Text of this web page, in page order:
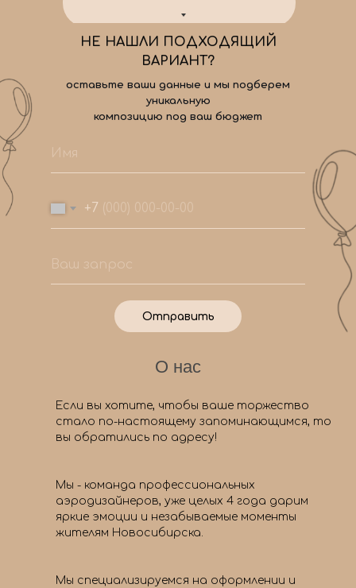
+7
Отправить
НЕ НАШЛИ ПОДХОДЯЩИЙ
ВАРИАНТ?
оставьте ваши данные и мы подберем
уникальную
композицию под ваш бюджет
О нас
Если вы хотите, чтобы ваше торжество
стало по-настоящему запоминающимся, то
вы обратились по адресу!
Мы - команда профессиональных
аэродизайнеров, уже целых 4 года дарим
яркие эмоции и незабываемые моменты
жителям Новосибирска.
Мы специализируемся на оформлении и